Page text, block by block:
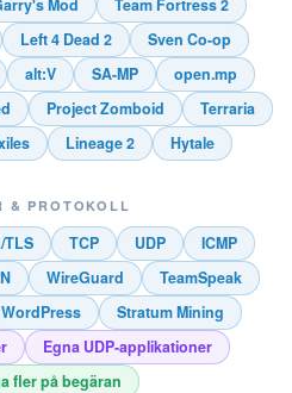
Mod
Team Fortress 2
Left 4 Dead 2
Sven Co-op
alt:V SA-MP
open.mp
Project Zomboid
Terraria
Lineage 2 Hytale
& PROTOKOLL
TLS TCP UDP
ICMP
WireGuard
TeamSpeak
WordPress
Stratum Mining
Egna UDP-applikationer
fler på begäran